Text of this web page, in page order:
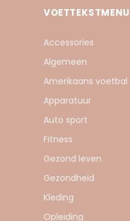
VOETTEKSTMENU
Accessories
Algemeen
Amerikaans voetbal
Apparatuur
Auto sport
Fitness
Gezond leven
Gezondheid
Kleding
Opleiding